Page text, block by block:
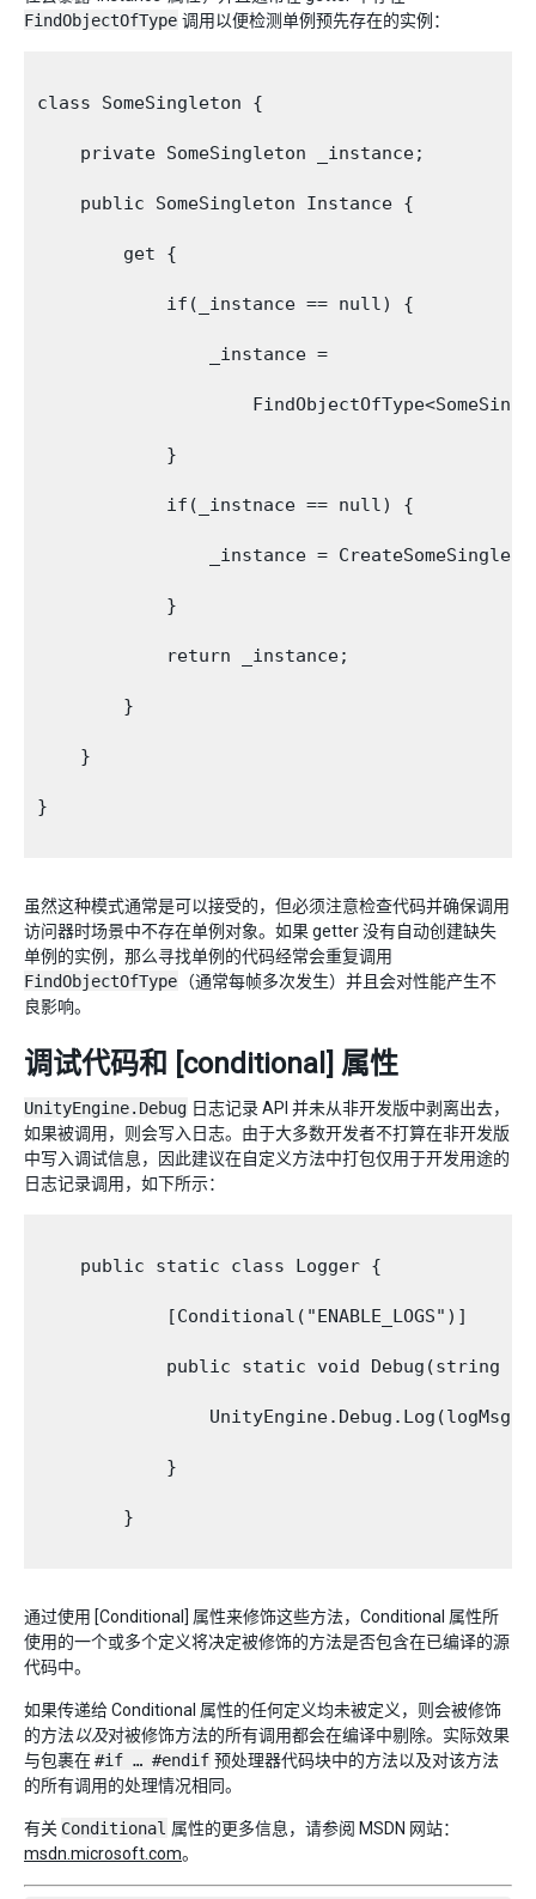
FindObjectOfType 调用以便检测单例预先存在的实例：
class SomeSingleton {
    private SomeSingleton _instance;
    public SomeSingleton Instance {
        get {
            if(_instance == null) {
                _instance =
            }
            if(_instnace == null) {
_instance =
            }
            return _instance;
        }
    }
}
虽然这种模式通常是可以接受的，但必须注意检查代码并确保调用
访问器时场景中不存在单例对象。如果 getter 没有自动创建缺失
单例的实例，那么寻找单例的代码经常会重复调用
FindObjectOfType （通常每帧多次发生）并且会对性能产生不
良影响。
调试代码和 [conditional] 属性
UnityEngine.Debug 日志记录 API 并未从非开发版中剥离出去，
如果被调用，则会写入日志。由于大多数开发者不打算在非开发版
中写入调试信息，因此建议在自定义方法中打包仅用于开发用途的
日志记录调用，如下所示：
    public static class Logger {
            [Conditional("ENABLE_LOGS")]
public static void Debug(string
                UnityEngine.Debug.Log(logMsg);
            }
        }
通过使用 [Conditional] 属性来修饰这些方法，Conditional 属性所
使用的一个或多个定义将决定被修饰的方法是否包含在已编译的源
代码中。
如果传递给 Conditional 属性的任何定义均未被定义，则会被修饰
的方法以及对被修饰方法的所有调用都会在编译中剔除。实际效果
与包裹在#if … #endif 预处理器代码块中的方法以及对该方法
的所有调用的处理情况相同。
有关 Conditional 属性的更多信息，请参阅 MSDN 网站：
msdn.microsoft.com。